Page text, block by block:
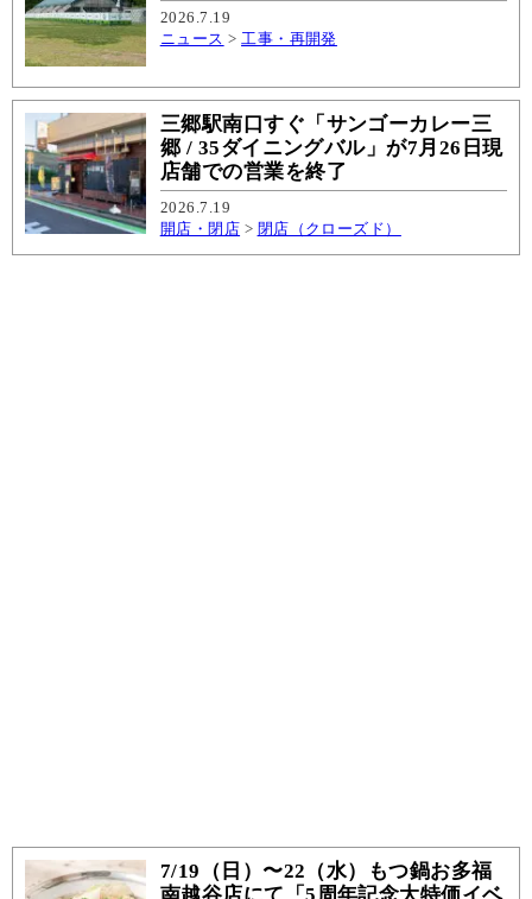
2026.7.19
ニュース > 工事・再開発
三郷駅南口すぐ「サンゴーカレー三
郷 / 35ダイニングバル」が7月26日現
店舗での営業を終了
2026.7.19
開店・閉店 > 閉店（クローズド）
7/19（日）〜22（水）もつ鍋お多福